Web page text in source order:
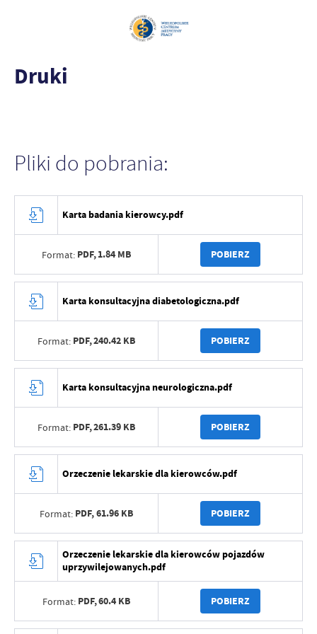
Druki
Pliki do pobrania:
Karta badania kierowcy.pdf
Format: PDF,1.84 MB POBIERZ
Karta konsultacyjna diabetologiczna.pdf
Format: PDF,240.42 KB POBIERZ
Karta konsultacyjna neurologiczna.pdf
Format: PDF,261.39 KB POBIERZ
Orzeczenie lekarskie dla kierowców.pdf
Format: PDF,61.96 KB POBIERZ
Orzeczenie lekarskie dla kierowców pojazdów
uprzywilejowanych.pdf
Format: PDF,60.4 KB POBIERZ